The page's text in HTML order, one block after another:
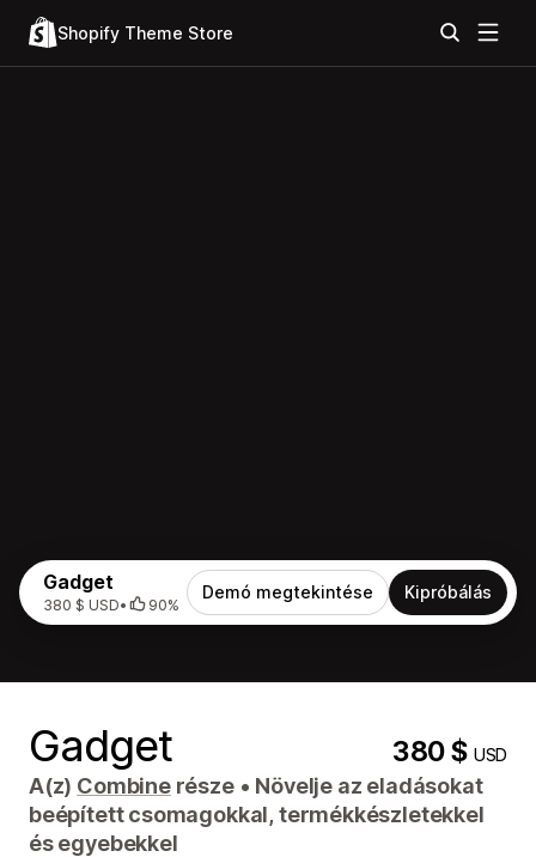
Shopify Theme Store
Gadget
380 $ USD• 90%
Demó megtekintése Kipróbálás
Gadget 380 $USD
A(z) Combinerésze • Növelje az eladásokat
beépített csomagokkal, termékkészletekkel
és egyebekkel